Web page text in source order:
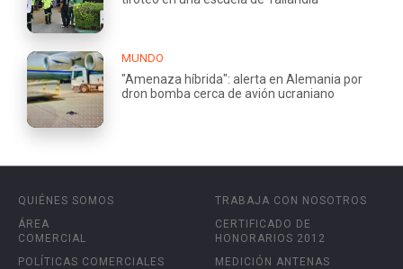
MUNDO
"Amenaza híbrida": alerta en Alemania por
dron bomba cerca de avión ucraniano
QUIÉNES SOMOS
ÁREA
COMERCIAL
POLÍTICAS COMERCIALES
TRABAJA CON NOSOTROS
CERTIFICADO DE
HONORARIOS 2012
MEDICIÓN ANTENAS